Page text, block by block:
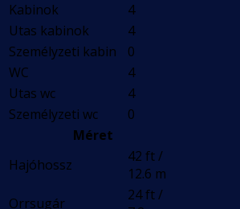
Kabinok
4
Utas kabinok
4
Személyzeti kabin
0
WC
4
Utas wc
4
Személyzeti wc
0
Méret
Hajóhossz
42 ft /
12.6 m
Orrsugár
24 ft /